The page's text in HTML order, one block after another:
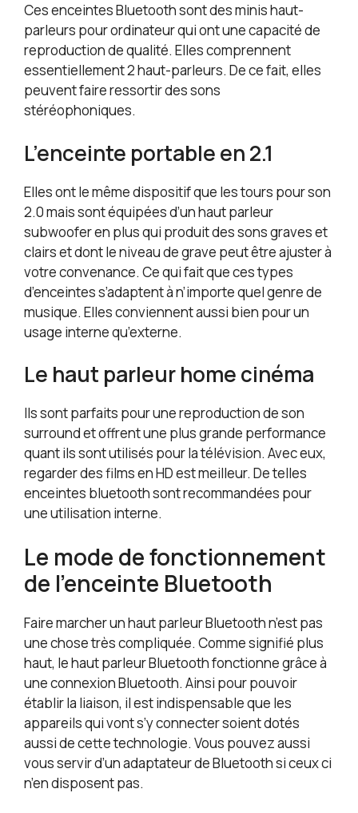
Ces enceintes Bluetooth sont des minis haut-
parleurs pour ordinateur qui ont une capacité de
reproduction de qualité. Elles comprennent
essentiellement 2 haut-parleurs. De ce fait, elles
peuvent faire ressortir des sons
stéréophoniques.
L’enceinte portable en 2.1
Elles ont le même dispositif que les tours pour son
2.0 mais sont équipées d’un haut parleur
subwoofer en plus qui produit des sons graves et
clairs et dont le niveau de grave peut être ajuster à
votre convenance. Ce qui fait que ces types
d’enceintes s’adaptent à n’importe quel genre de
musique. Elles conviennent aussi bien pour un
usage interne qu’externe.
Le haut parleur home cinéma
Ils sont parfaits pour une reproduction de son
surround et offrent une plus grande performance
quant ils sont utilisés pour la télévision. Avec eux,
regarder des films en HD est meilleur. De telles
enceintes bluetooth sont recommandées pour
une utilisation interne.
Le mode de fonctionnement
de l’enceinte Bluetooth
Faire marcher un haut parleur Bluetooth n’est pas
une chose très compliquée. Comme signifié plus
haut, le haut parleur Bluetooth fonctionne grâce à
une connexion Bluetooth. Ainsi pour pouvoir
établir la liaison, il est indispensable que les
appareils qui vont s’y connecter soient dotés
aussi de cette technologie. Vous pouvez aussi
vous servir d’un adaptateur de Bluetooth si ceux ci
n’en disposent pas.